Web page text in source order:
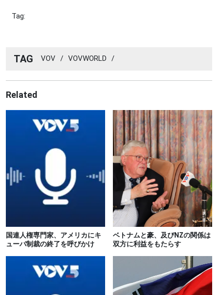
Tag:
TAG VOV / VOVWORLD /
Related
国連人権専門家、アメリカにキ
ューバ制裁の終了を呼びかけ
ベトナムと豪、及びNZの関係は
双方に利益をもたらす